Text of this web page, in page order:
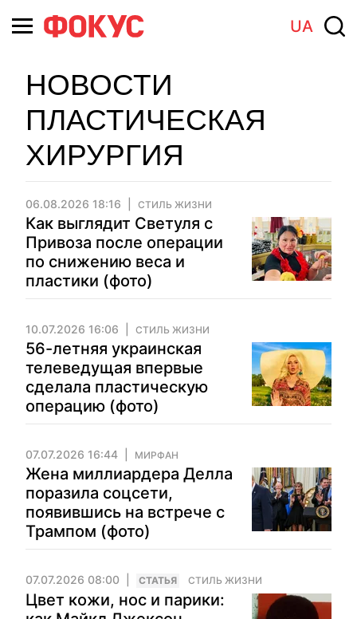
UA
НОВОСТИ
ПЛАСТИЧЕСКАЯ
ХИРУРГИЯ
06.08.2026 18:16 СТИЛЬ ЖИЗНИ
Как выглядит Светуля с
Привоза после операции
по снижению веса и
пластики (фото)
10.07.2026 16:06 СТИЛЬ ЖИЗНИ
56-летняя украинская
телеведущая впервые
сделала пластическую
операцию (фото)
07.07.2026 16:44 МИРФАН
Жена миллиардера Делла
поразила соцсети,
появившись на встрече с
Трампом (фото)
07.07.2026 08:00 CТАТЬЯ СТИЛЬ ЖИЗНИ
Цвет кожи, нос и парики: